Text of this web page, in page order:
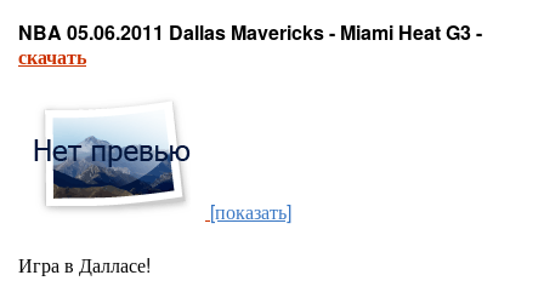
NBA 05.06.2011 Dallas Mavericks - Miami Heat G3 -
скачать
[показать]
Игра в Далласе!